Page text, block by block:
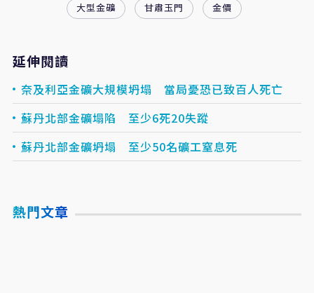
大型金礦 甘肅玉門 金價
延伸閱讀
奈及利亞金礦大規模坍塌 當局憂恐已致百人死亡
蘇丹北部金礦塌陷 至少6死20失蹤
蘇丹北部金礦坍塌 至少50名礦工窒息死
熱門文章